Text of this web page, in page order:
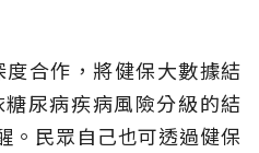
合作，將健保大數據結
尿病疾病風險分級的結
。民眾自己也可透過健保